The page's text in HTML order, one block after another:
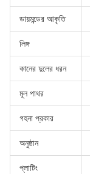
ডায়মন্ডের আকৃতি
লিঙ্গ
কানের দুলের ধরন
মূল পাথর
গহনা প্রকার
অনুষ্ঠান
প্লাটিং